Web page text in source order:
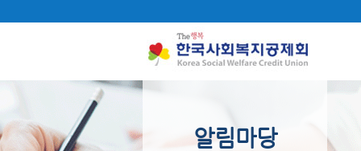
알림마당